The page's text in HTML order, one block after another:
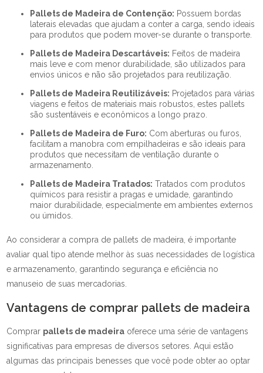
Pallets de Madeira de Contenção: Possuem bordas
laterais elevadas que ajudam a conter a carga, sendo ideais
para produtos que podem mover-se durante o transporte.
Pallets de Madeira Descartáveis: Feitos de madeira
mais leve e com menor durabilidade, são utilizados para
envios únicos e não são projetados para reutilização.
Pallets de Madeira Reutilizáveis: Projetados para várias
viagens e feitos de materiais mais robustos, estes pallets
são sustentáveis e econômicos a longo prazo.
Pallets de Madeira de Furo: Com aberturas ou furos,
facilitam a manobra com empilhadeiras e são ideais para
produtos que necessitam de ventilação durante o
armazenamento.
Pallets de Madeira Tratados: Tratados com produtos
químicos para resistir a pragas e umidade, garantindo
maior durabilidade, especialmente em ambientes externos
ou úmidos.
Ao considerar a compra de pallets de madeira, é importante
avaliar qual tipo atende melhor às suas necessidades de logística
e armazenamento, garantindo segurança e eficiência no
manuseio de suas mercadorias.
Vantagens de comprar pallets de madeira
Comprar pallets de madeira oferece uma série de vantagens
significativas para empresas de diversos setores. Aqui estão
algumas das principais benesses que você pode obter ao optar